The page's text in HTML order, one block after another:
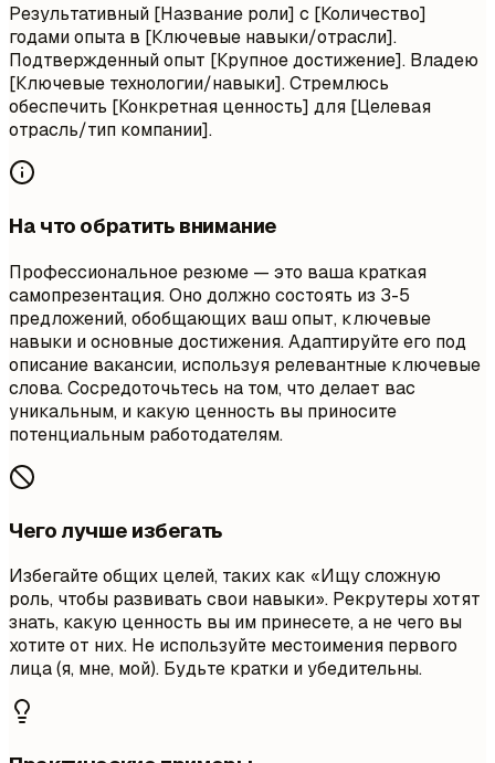
Результативный [Название роли] с [Количество]
годами опыта в [Ключевые навыки/отрасли].
Подтвержденный опыт [Крупное достижение]. Владею
[Ключевые технологии/навыки]. Стремлюсь
обеспечить [Конкретная ценность] для [Целевая
отрасль/тип компании].
На что обратить внимание
Профессиональное резюме — это ваша краткая
самопрезентация. Оно должно состоять из 3-5
предложений, обобщающих ваш опыт, ключевые
навыки и основные достижения. Адаптируйте его под
описание вакансии, используя релевантные ключевые
слова. Сосредоточьтесь на том, что делает вас
уникальным, и какую ценность вы приносите
потенциальным работодателям.
Чего лучше избегать
Избегайте общих целей, таких как «Ищу сложную
роль, чтобы развивать свои навыки». Рекрутеры хотят
знать, какую ценность вы им принесете, а не чего вы
хотите от них. Не используйте местоимения первого
лица (я, мне, мой). Будьте кратки и убедительны.